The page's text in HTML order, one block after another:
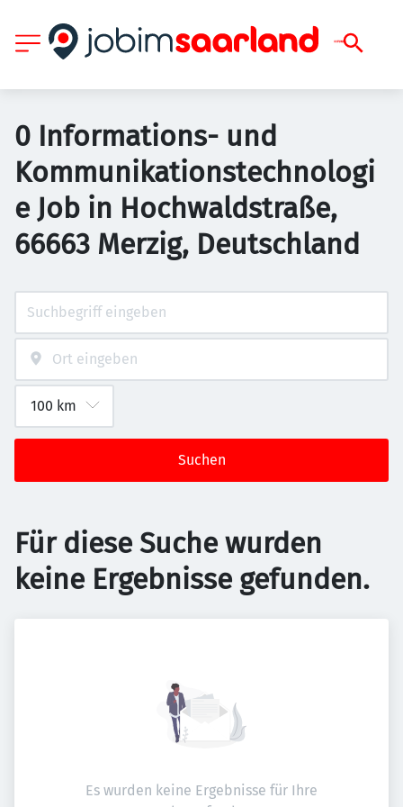
0 Informations- und
Kommunikationstechnologi
e Job in Hochwaldstraße,
66663 Merzig, Deutschland
Suchen
Für diese Suche wurden
keine Ergebnisse gefunden.
Es wurden keine Ergebnisse für Ihre